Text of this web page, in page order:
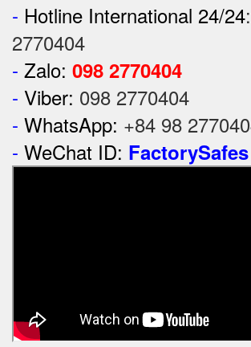
- Hotline International 24/24:
2770404
- Zalo: 098 2770404
- Viber: 098 2770404
- WhatsApp: +84 98
- WeChat ID: FactorySafes